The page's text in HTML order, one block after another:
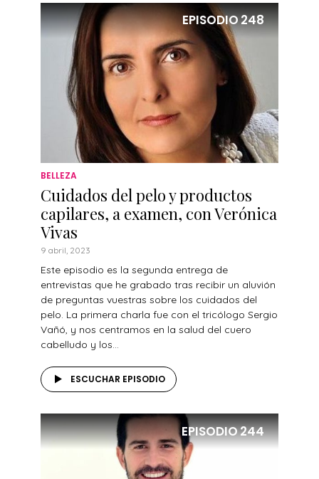
EPISODIO248
BELLEZA
Cuidados del pelo y productos
capilares, a examen, con Verónica
Vivas
9 abril, 2023
Este episodio es la segunda entrega de
entrevistas que he grabado tras recibir un aluvión
de preguntas vuestras sobre los cuidados del
pelo. La primera charla fue con el tricólogo Sergio
Vañó, y nos centramos en la salud del cuero
cabelludo y los...
ESCUCHAR EPISODIO
EPISODIO244